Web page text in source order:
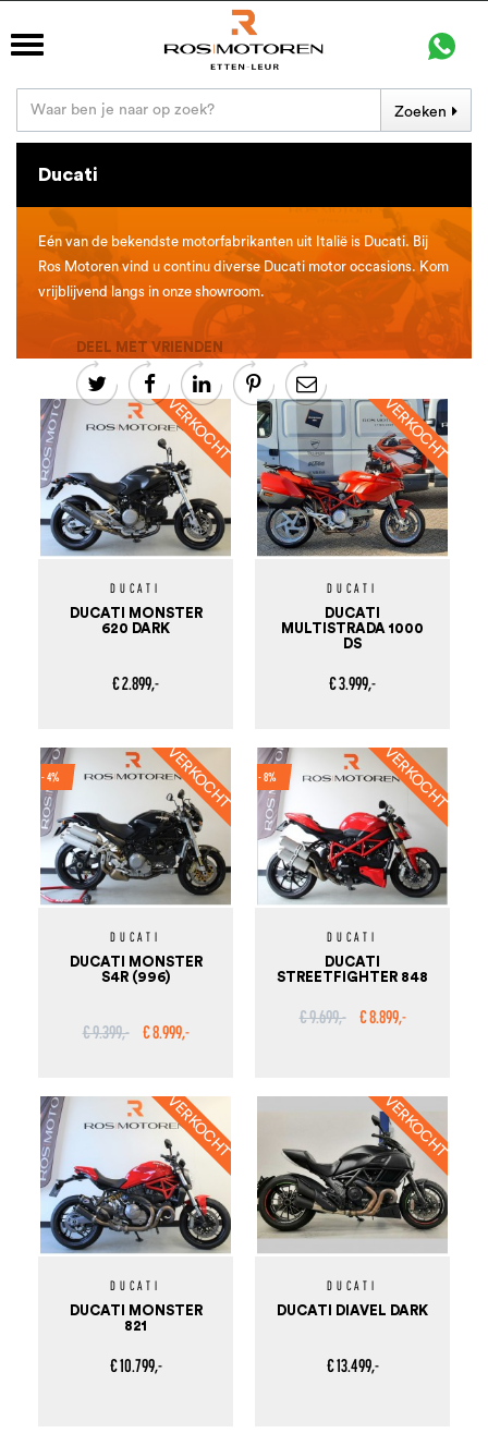
Zoeken
Ducati
Eén van de bekendste motorfabrikanten uit Italië is Ducati. Bij
Ros Motoren vind u continu diverse Ducati motor occasions. Kom
vrijblijvend langs in onze showroom.
DEEL MET VRIENDEN
    
DUCATI
DUCATI MONSTER
620 DARK
€ 2.899,-
DUCATI
DUCATI
MULTISTRADA 1000
DS
€ 3.999,-
- 4%
DUCATI
DUCATI MONSTER
S4R (996)
€ 9.399,- € 8.999,-
- 8%
DUCATI
DUCATI
STREETFIGHTER 848
€ 9.699,- € 8.899,-
DUCATI
DUCATI MONSTER
821
€ 10.799,-
DUCATI
DUCATI DIAVEL DARK
€ 13.499,-